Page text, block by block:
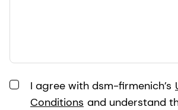
I agree with dsm-firmenich’s
Conditions and understand